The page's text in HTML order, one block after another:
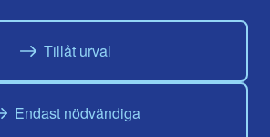
Tillåt urval
Endast nödvändiga